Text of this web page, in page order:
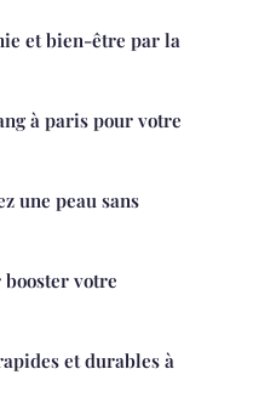
et bien-être par la
à paris pour votre
une peau sans
booster votre
et durables à